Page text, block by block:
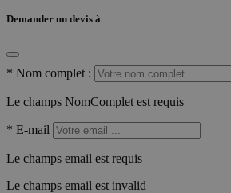
Demander un devis à
* Nom complet :
Le champs NomComplet est requis
* E-mail
Le champs email est requis
Le champs email est invalid